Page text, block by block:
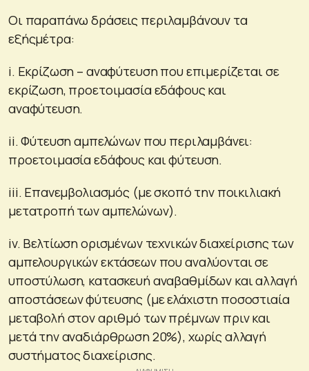
Οι παραπάνω δράσεις περιλαμβάνουν τα
εξήςμέτρα:
i. Εκρίζωση – αναφύτευση που επιμερίζεται σε
εκρίζωση, προετοιμασία εδάφους και
αναφύτευση.
ii. Φύτευση αμπελώνων που περιλαμβάνει:
προετοιμασία εδάφους και φύτευση.
iii. Επανεμβολιασμός (με σκοπό την ποικιλιακή
μετατροπή των αμπελώνων).
iv. Βελτίωση ορισμένων τεχνικών διαχείρισης των
αμπελουργικών εκτάσεων που αναλύονται σε
υποστύλωση, κατασκευή αναβαθμίδων και αλλαγή
αποστάσεων φύτευσης (με ελάχιστη ποσοστιαία
μεταβολή στον αριθμό των πρέμνων πριν και
μετά την αναδιάρθρωση 20%), χωρίς αλλαγή
συστήματος διαχείρισης.